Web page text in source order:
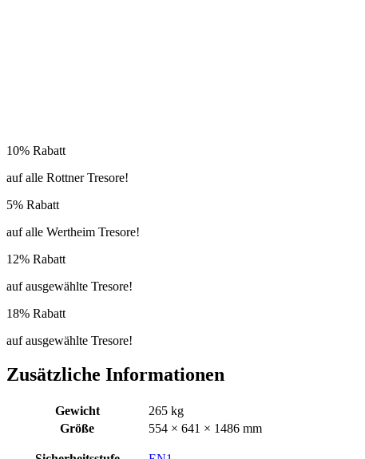
10% Rabatt
auf alle Rottner Tresore!
5% Rabatt
auf alle Wertheim Tresore!
12% Rabatt
auf ausgewählte Tresore!
18% Rabatt
auf ausgewählte Tresore!
Zusätzliche Informationen
Gewicht
265 kg
Größe
554 × 641 × 1486 mm